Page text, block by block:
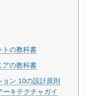
の教科書
の教科書
ン 10の設計原則
ーキテクチャガイ